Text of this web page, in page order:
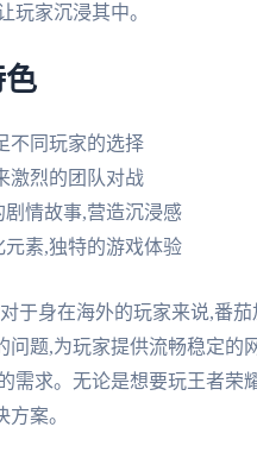
玩家沉浸其中。
色
不同玩家的选择
激烈的团队对战
情故事,营造沉浸感
素,独特的游戏体验
于身在海外的玩家来说,番
问题,为玩家提供流畅稳定
需求。无论是想要玩王者
案。